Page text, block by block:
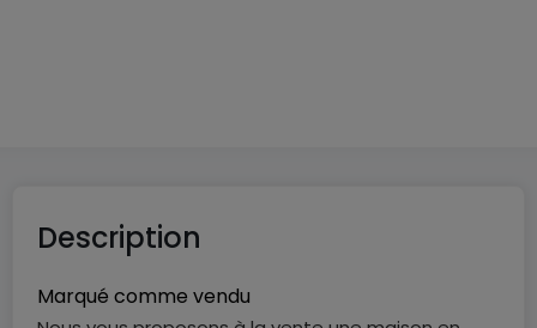
Description
Marqué comme vendu